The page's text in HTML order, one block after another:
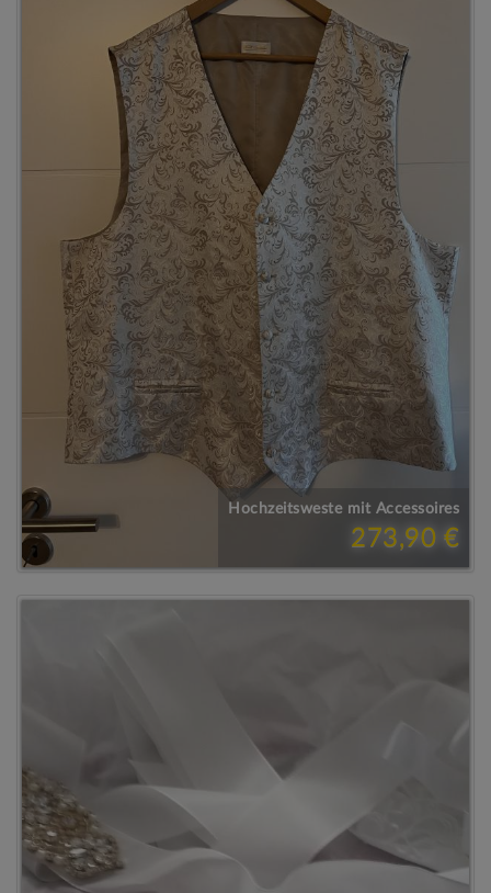
Hochzeitsweste mit Accessoires
273,90 €